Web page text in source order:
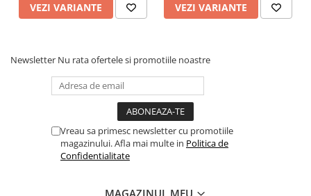
VEZI VARIANTE VEZI VARIANTE
Newsletter Nu rata ofertele si promotiile noastre
Vreau sa primesc newsletter cu promotiile
magazinului. Afla mai multe in Politica de
Confidentialitate
MAGAZINUL MEU